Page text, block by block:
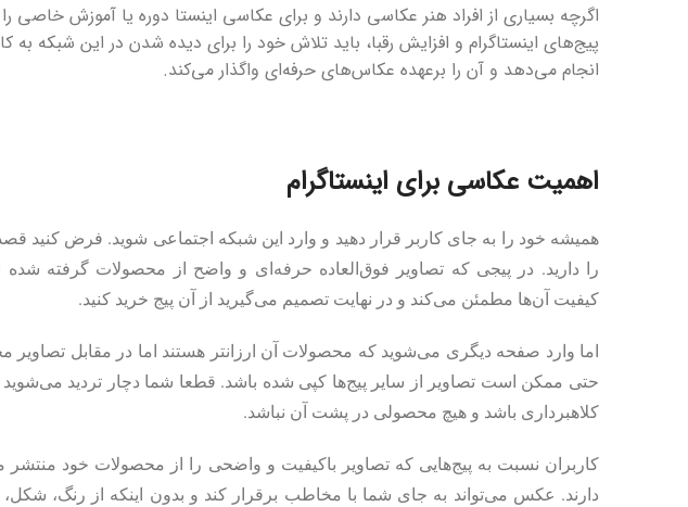
اگرچه بسیاری از افراد هنر عکاسی دارند و برای عکاسی اینستا دوره یا آموزش خاصی
پیج‌های اینستاگرام و افزایش رقبا، باید تلاش خود را برای دیده شدن در این شبکه
انجام می‌دهد و آن را برعهده عکاس‌های حرفه‌ای واگذار می‌کند.
اهمیت عکاسی برای اینستاگرام
همیشه خود را به جای کاربر قرار دهید و وارد این شبکه اجتماعی شوید. فرض کنید
را دارید. در پیجی که تصاویر فوق‌العاده حرفه‌ای و واضح از محصولات گرفته
کیفیت آن‌ها مطمئن می‌کند و در نهایت تصمیم می‌گیرید از آن پیج خرید کنید.
اما وارد صفحه دیگری می‌شوید که محصولات آن ارزانتر هستند اما در مقابل
حتی ممکن است تصاویر از سایر پیج‌ها کپی شده باشد. قطعا شما دچار تردید
کلاهبرداری باشد و هیچ محصولی در پشت آن نباشد.
کاربران نسبت به پیج‌هایی که تصاویر باکیفیت و واضحی را از محصولات خود منتشر
دارند. عکس می‌تواند به جای شما با مخاطب برقرار کند و بدون اینکه از رنگ،